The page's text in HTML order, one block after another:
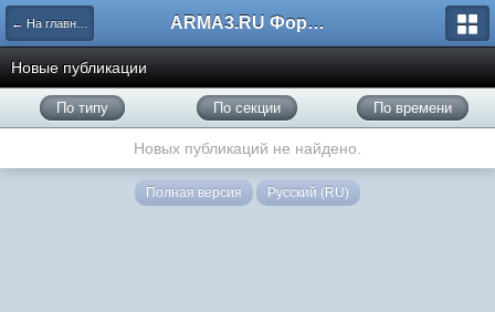
← На главную ARMA3.RU Форум
Новые публикации
По типу По секции По времени
Новых публикаций не найдено.
Полная версия Русский (RU)